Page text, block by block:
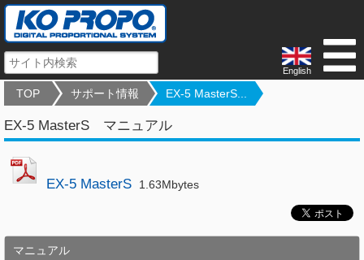
English
TOP サポート情報 EX-5 MasterS...
EX-5 MasterS マニュアル
EX-5 MasterS 1.63Mbytes
マニュアル